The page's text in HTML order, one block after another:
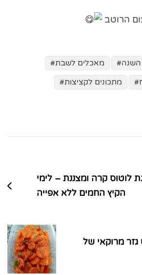
הרוטב
מאכלים לשבת
מתכונים לקציצות
לוטוס קרה ומצננת – לימי
הקיץ החמים ללא אפייה
מרוקאי של